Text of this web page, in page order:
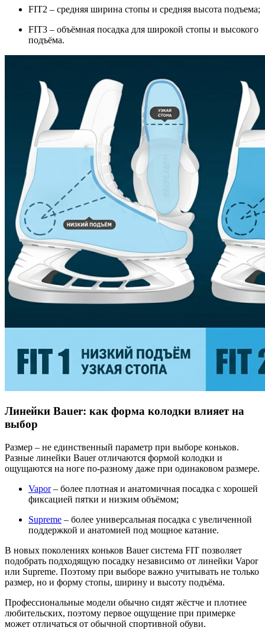
FIT2 – средняя ширина стопы и средняя высота подъема;
FIT3 – объёмная посадка для широкой стопы и высокого
подъёма.
Линейки Bauer: как форма колодки влияет на
выбор
Размер – не единственный параметр при выборе коньков.
Разные линейки Bauer отличаются формой колодки и
ощущаются на ноге по-разному даже при одинаковом размере.
Vapor– более плотная и анатомичная посадка с хорошей
фиксацией пятки и низким объёмом;
Supreme – более универсальная посадка с увеличенной
поддержкой и анатомией под мощное катание.
В новых поколениях коньков Bauer система FIT позволяет
подобрать подходящую посадку независимо от линейки Vapor
или Supreme. Поэтому при выборе важно учитывать не только
размер, но и форму стопы, ширину и высоту подъёма.
Профессиональные модели обычно сидят жёстче и плотнее
любительских, поэтому первое ощущение при примерке
может отличаться от обычной спортивной обуви.